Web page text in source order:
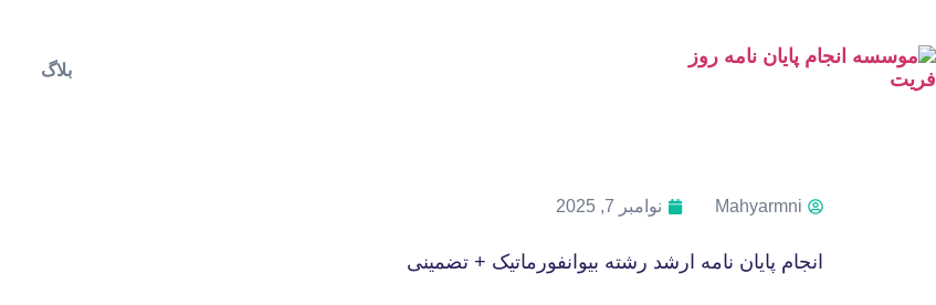
بلاگ
Mahyarmni نوامبر 7, 2025
انجام پایان نامه ارشد رشته بیوانفورماتیک + تضمینی